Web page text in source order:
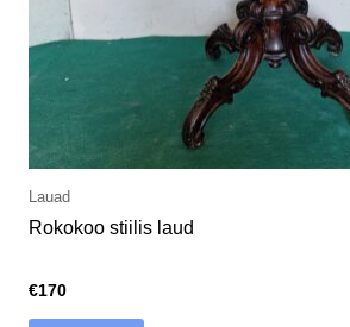
Lauad
Rokokoo stiilis laud
€170